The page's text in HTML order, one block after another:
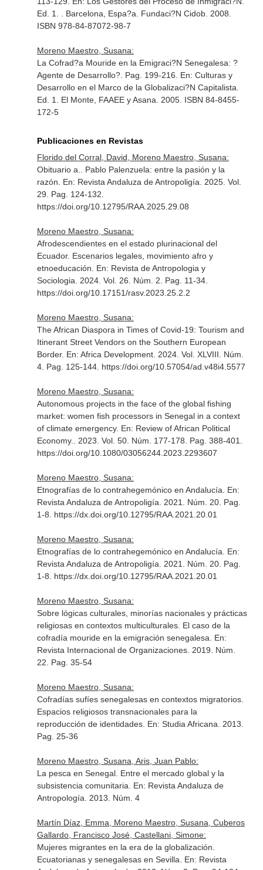
Ed. 1. . Barcelona, Espa?a. Fundaci?N Cidob. 2008.
ISBN 978-84-87072-98-7
Moreno Maestro, Susana:
La Cofrad?a Mouride en la Emigraci?N Senegalesa: ?
Agente de Desarrollo?. Pag. 199-216. En: Culturas y
Desarrollo en el Marco de la Globalizaci?N Capitalista
Ed. 1. El Monte, FAAEE y Asana. 2005. ISBN 84-8455-
172-5
Publicaciones en Revistas
Florido del Corral, David, Moreno Maestro, Susana:
Obituario a.. Pablo Palenzuela: entre la pasión y la
razón. En: Revista Andaluza de Antropoligía . 2025. Vol.
29. Pag. 124-132.
https://doi.org/10.12795/RAA.2025.29.08
Moreno Maestro, Susana:
Afrodescendientes en el estado plurinacional del
Ecuador. Escenarios legales, movimiento afro y
etnoeducación. En: Revista de Antropologia y
Sociologia . 2024. Vol. 26. Núm. 2. Pag. 11-34.
https://doi.org/10.17151/rasv.2023.25.2.2
Moreno Maestro, Susana:
The African Diaspora in Times of Covid-19: Tourism and
Itinerant Street Vendors on the Southern European
Border. En: Africa Development. 2024. Vol. XLVIII. Núm.
4. Pag. 125-144. https://doi.org/10.57054/ad.v48i4.5577
Moreno Maestro, Susana:
Autonomous projects in the face of the global fishing
market: women fish processors in Senegal in a context
of climate emergency. En: Review of African Political
Economy.
. 2023. Vol. 50. Núm. 177-178. Pag. 388-401.
https://doi.org/10.1080/03056244.2023.2293607
Moreno Maestro, Susana:
Etnografías de lo contrahegemónico en Andalucía. En:
Revista Andaluza de Antropoligía . 2021. Núm. 20. Pag.
1-8. https://dx.doi.org/10.12795/RAA.2021.20.01
Moreno Maestro, Susana:
Etnografías de lo contrahegemónico en Andalucía. En:
Revista Andaluza de Antropoligía . 2021. Núm. 20. Pag.
1-8. https://dx.doi.org/10.12795/RAA.2021.20.01
Moreno Maestro, Susana:
Sobre lógicas culturales, minorías nacionales y prácticas
religiosas en contextos multiculturales. El caso de la
cofradía mouride en la emigración senegalesa. En:
Revista Internacional de Organizaciones. 2019. Núm.
22. Pag. 35-54
Moreno Maestro, Susana:
Cofradías sufíes senegalesas en contextos migratorios.
Espacios religiosos transnacionales para la
reproducción de identidades. En: Studia Africana . 2013.
Pag. 25-36
Moreno Maestro, Susana, Aris, Juan Pablo:
La pesca en Senegal. Entre el mercado global y la
subsistencia comunitaria. En: Revista Andaluza de
Antropología . 2013. Núm. 4
Martín Díaz, Emma, Moreno Maestro, Susana, Cuberos
Gallardo, Francisco José, Castellani, Simone:
Mujeres migrantes en la era de la globalización.
Ecuatorianas y senegalesas en Sevilla. En: Revista